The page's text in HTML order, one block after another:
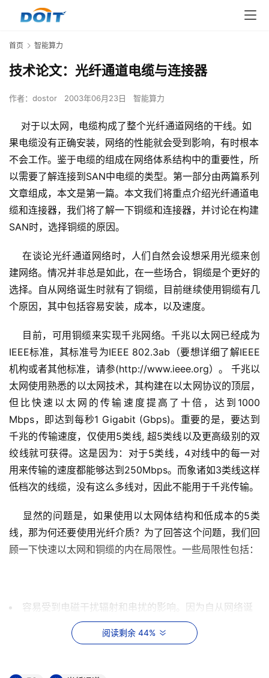
首页 智能算力
技术论文：光纤通道电缆与连接器
作者： dostor 2003年06月23日 智能算力
对于以太网，电缆构成了整个光纤通道网络的干线。如
果电缆没有正确安装，网络的性能就会受到影响，有时根本
不会工作。鉴于电缆的组成在网络体系结构中的重要性，所
以需要了解连接到SAN中电缆的类型。第一部分由两篇系列
文章组成，本文是第一篇。本文我们将重点介绍光纤通道电
缆和连接器，我们将了解一下铜缆和连接器，并讨论在构建
SAN时，选择铜缆的原因。
在谈论光纤通道网络时，人们自然会设想采用光缆来创
建网络。情况并非总是如此，在一些场合，铜缆是个更好的
选择。自从网络诞生时就有了铜缆，目前继续使用铜缆有几
个原因，其中包括容易安装，成本，以及速度。
目前，可用铜缆来实现千兆网络。千兆以太网已经成为
IEEE标准，其标准号为IEEE 802.3ab（要想详细了解IEEE
机构或者其他标准，请参(http://www.ieee.org）。 千兆以
太网使用熟悉的以太网技术，其构建在以太网协议的顶层，
但比快速以太网的传输速度提高了十倍，达到1000
Mbps，即达到每秒1 Gigabit (Gbps)。重要的是，要达到
千兆的传输速度，仅使用5类线, 超5类线以及更高级别的双
绞线就可获得。这是因为：对于5类线，4对线中的每一对
用来传输的速度都能够达到250Mbps。而象诸如3类线这样
显然的问题是，如果使用以太网体结构和低成本的5类
线，那为何还要使用光纤介质？为了回答这个问题，我们回
容易受到电磁干扰辐射和串扰的影响。因为自从网络诞
生之日起，串扰和电磁干扰辐射一直是铜缆的弱点。当两根
电缆靠近时，信号互相干扰，从而导致串扰。结果是两根电
够产生电磁场的设备都会产生电磁干扰辐射。这就意味着靠
阅读剩余 44%